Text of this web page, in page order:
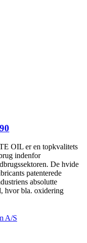
OIL er en topkvalitets
indenfor
De hvide
patenterede
absolutte
hvor bla. oxidering